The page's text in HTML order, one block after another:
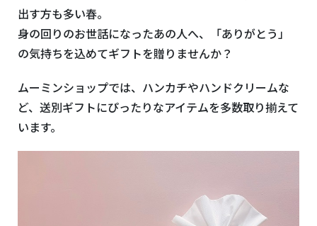
出す方も多い春。
身の回りのお世話になったあの人へ、「ありがとう」
の気持ちを込めてギフトを贈りませんか？
ムーミンショップでは、ハンカチやハンドクリームな
ど、送別ギフトにぴったりなアイテムを多数取り揃えて
います。